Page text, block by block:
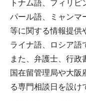
トナム語、フィリ
パール語、ミャンマ
等に関する情報提供
ライナ語、ロシア語
また、弁護士、行政
国在留管理局や大阪
る専門相談日を設け